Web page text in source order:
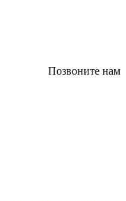
Позвоните нам